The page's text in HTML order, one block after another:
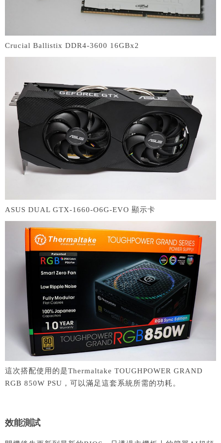
Crucial Ballistix DDR4-3600 16GBx2
ASUS DUAL GTX-1660-O6G-EVO 顯示卡
這次搭配使用的是Thermaltake TOUGHPOWER GRAND
RGB 850W PSU，可以滿足這套系統所需的功耗。
效能測試